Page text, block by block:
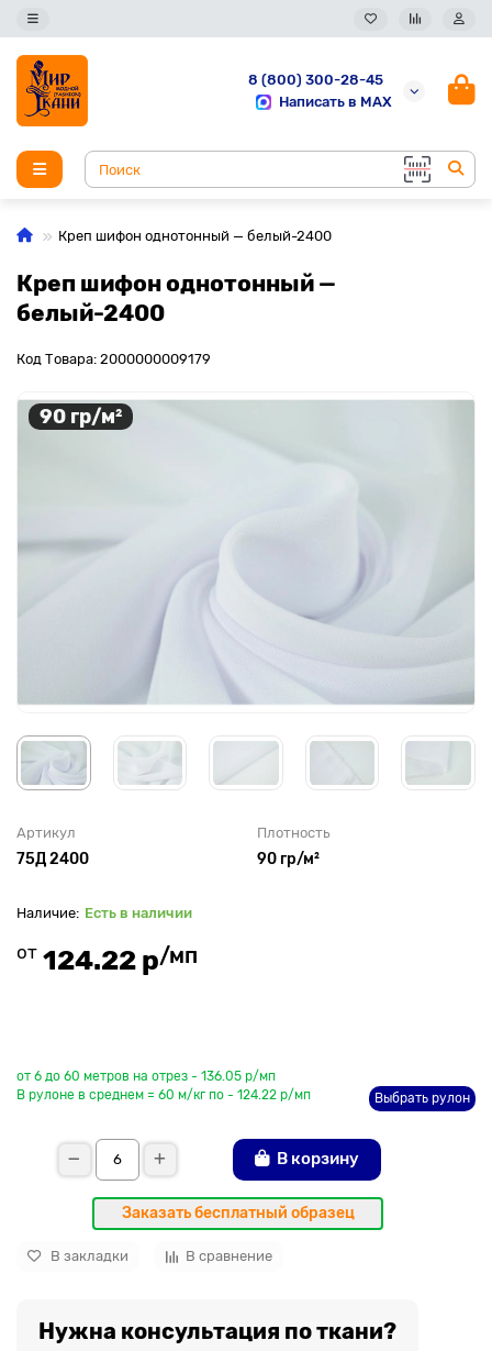
8 (800) 300-28-45
Написать в MAX
Креп шифон однотонный — белый-2400
Креп шифон однотонный —
белый-2400
Код Товара: 2000000009179
90 гр/м²
Артикул
75Д 2400
Плотность
90 гр/м²
Есть в наличии
от 124.22 р/мп
от 6 до 60 метров на отрез - 136.05 р/мп
В рулоне в среднем = 60 м/кг по - 124.22 р/мп
Выбрать рулон
В корзину
Заказать бесплатный образец
В закладки В сравнение
Нужна консультация по ткани?